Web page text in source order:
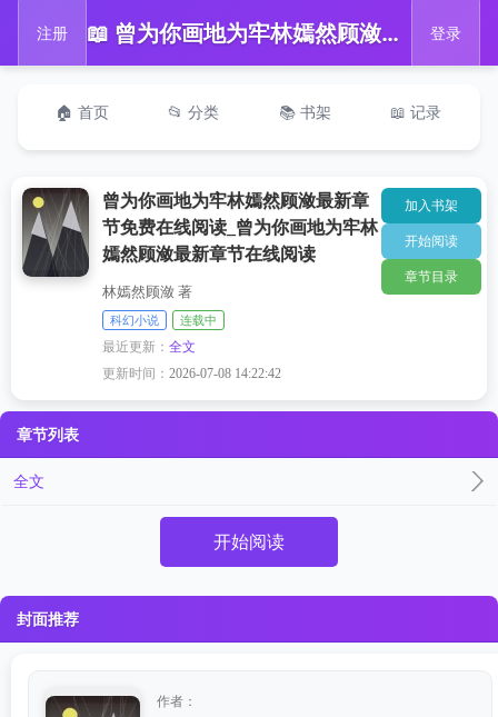
注册 📖 曾为你画地为牢林嫣然顾潋最新章节免费在线阅读_曾为你画地为牢林嫣然顾潋最新章节在线阅读 登录
🏠 首页 📂 分类 📚 书架 📖 记录
曾为你画地为牢林嫣然顾潋最新章
节免费在线阅读_曾为你画地为牢林
嫣然顾潋最新章节在线阅读
林嫣然顾潋 著
科幻小说 连载中
最近更新：全文
更新时间：2026-07-08 14:22:42
加入书架
开始阅读
章节目录
章节列表
全文
开始阅读
封面推荐
作者：